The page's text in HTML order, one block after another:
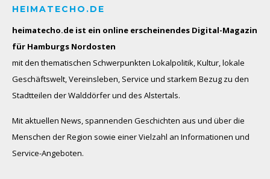
HEIMATECHO.DE
heimatecho.de ist ein online erscheinendes Digital-Magazin
für Hamburgs Nordosten
mit den thematischen Schwerpunkten Lokalpolitik, Kultur, lokale
Geschäftswelt, Vereinsleben, Service und starkem Bezug zu den
Stadtteilen der Walddörfer und des Alstertals.
Mit aktuellen News, spannenden Geschichten aus und über die
Menschen der Region sowie einer Vielzahl an Informationen und
Service-Angeboten.